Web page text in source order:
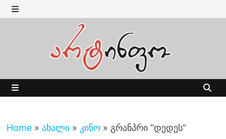
Skip
to MENU
Home » ახალი » კინო » გრანპრი “დედეს”